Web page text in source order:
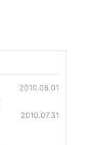
2010.08.01
2010.07.31